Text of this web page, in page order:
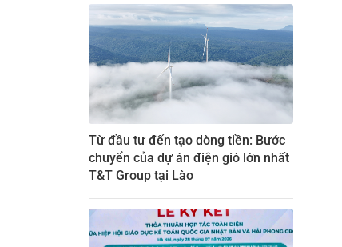
Từ đầu tư đến tạo dòng tiền: Bước
chuyển của dự án điện gió lớn nhất
T&T Group tại Lào